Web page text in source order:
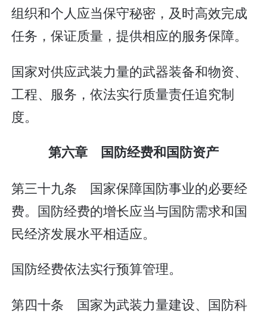
组织和个人应当保守秘密，及时高效完成
任务，保证质量，提供相应的服务保障。
国家对供应武装力量的武器装备和物资、
工程、服务，依法实行质量责任追究制
度。
第六章 国防经费和国防资产
第三十九条 国家保障国防事业的必要经
费。国防经费的增长应当与国防需求和国
民经济发展水平相适应。
国防经费依法实行预算管理。
第四十条 国家为武装力量建设、国防科